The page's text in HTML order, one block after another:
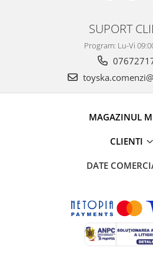
SUPORT
Program: Lu-Vi
MAGAZINUL
CLIENTI
DATE